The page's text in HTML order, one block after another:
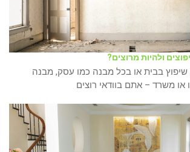
ולהיות מרוצים?
בבית או בכל מבנה כמו עסק, מבנה
או משרד – אתם בוודאי רוצים